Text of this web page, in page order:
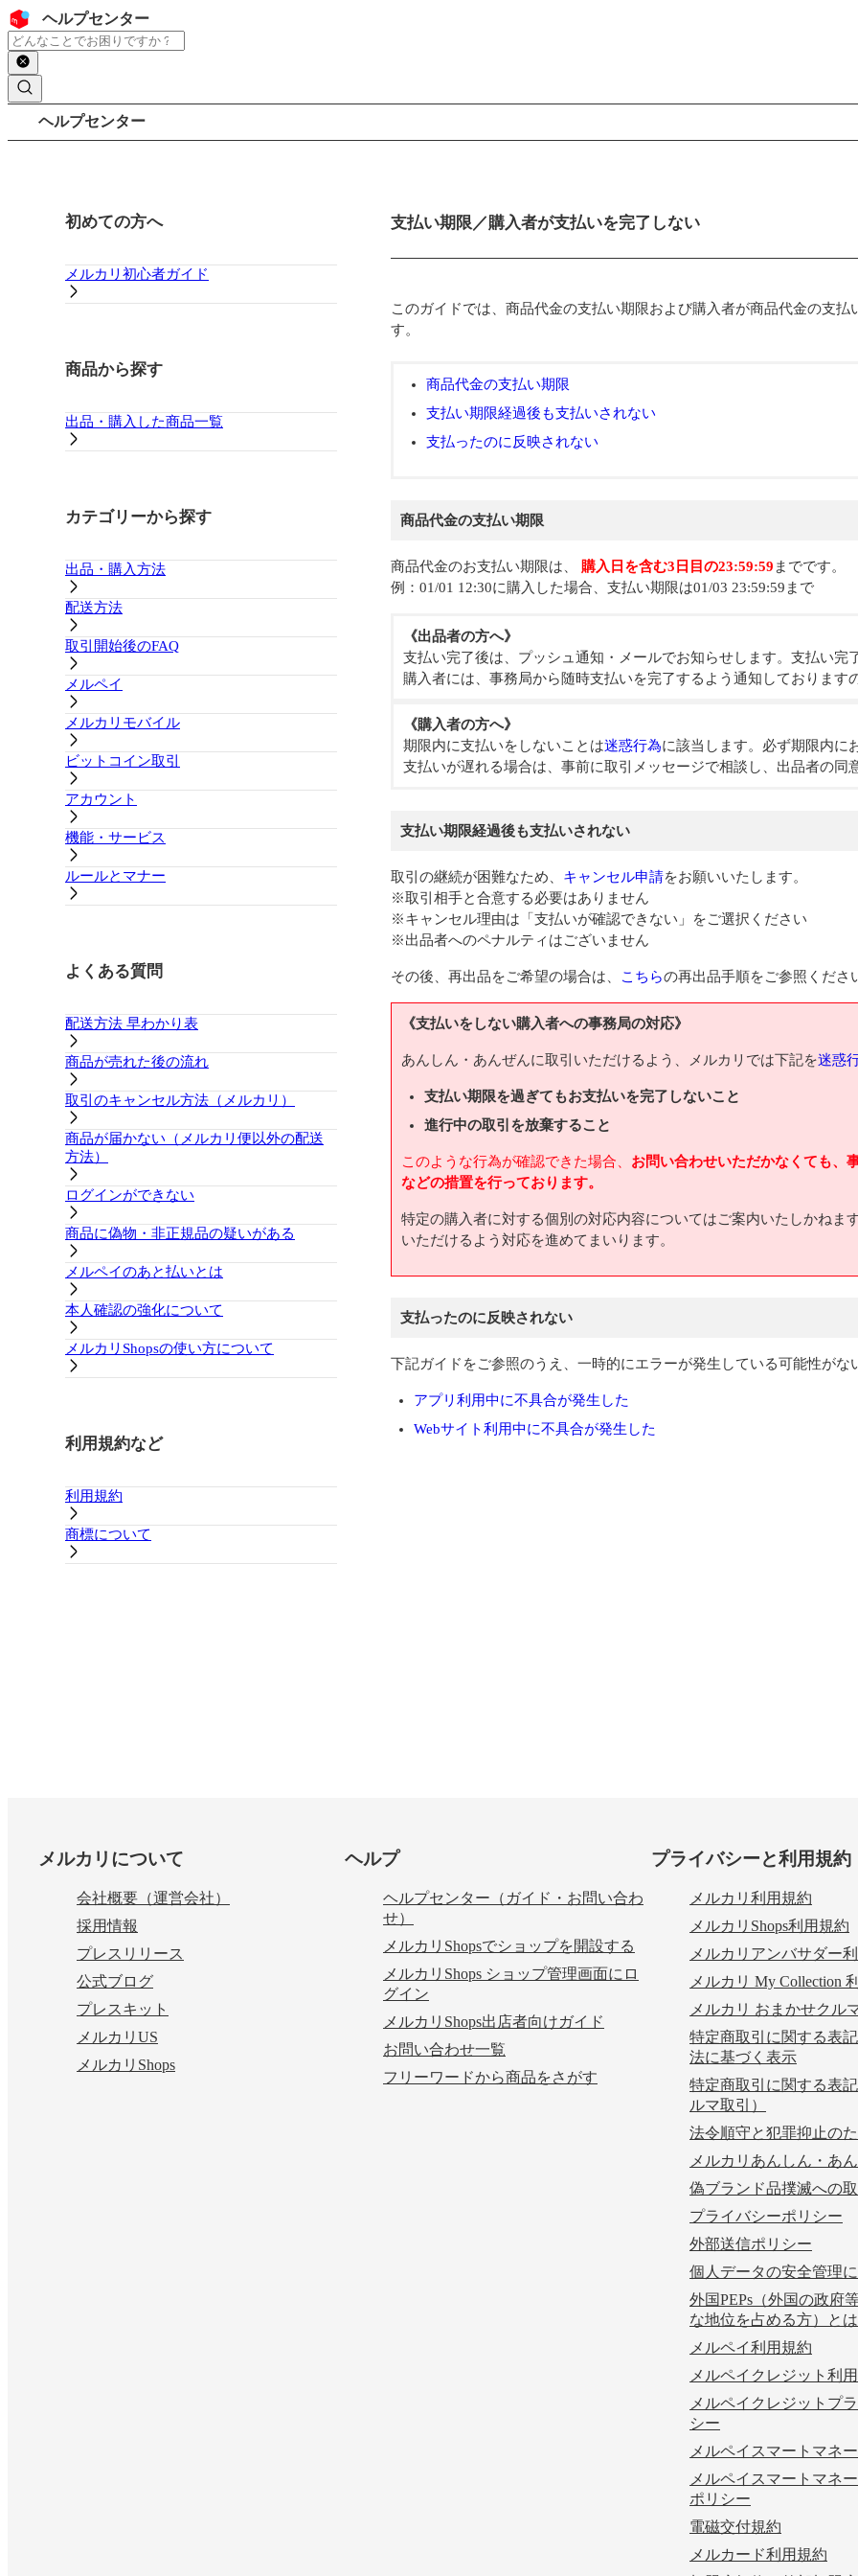
コンテンツにスキップ
ヘッダー
ヘルプセンター
検索
パンくずリスト
ヘルプセンター
サイドバー
初めての方へ
メルカリ初心者ガイド
商品から探す
出品・購入した商品一覧
カテゴリーから探す
出品・購入方法
配送方法
取引開始後のFAQ
メルペイ
メルカリモバイル
ビットコイン取引
アカウント
機能・サービス
ルールとマナー
よくある質問
配送方法 早わかり表
商品が売れた後の流れ
取引のキャンセル方法（メルカリ）
商品が届かない（メルカリ便以外の配送
方法）
ログインができない
商品に偽物・非正規品の疑いがある
メルペイのあと払いとは
本人確認の強化について
メルカリShopsの使い方について
利用規約など
利用規約
商標について
メインコンテンツ
支払い期限／購入者が支払いを完了しない
このガイドでは、商品代金の支払い期限および購入者が商品代金の支
す。
商品代金の支払い期限
支払い期限経過後も支払いされない
支払ったのに反映されない
商品代金の支払い期限
商品代金のお支払い期限は、 購入日を含む3日目の23:59:59 までです。
例：01/01 12:30に購入した場合、支払い期限は01/03 23:59:59まで
《出品者の方へ》
支払い完了後は、プッシュ通知・メールでお知らせします。支払い完
購入者には、事務局から随時支払いを完了するよう通知しております
《購入者の方へ》
期限内に支払いをしないことは迷惑行為に該当します。必ず期限内に
支払いが遅れる場合は、事前に取引メッセージで相談し、出品者の同
支払い期限経過後も支払いされない
取引の継続が困難なため、 キャンセル申請をお願いいたします。
※取引相手と合意する必要はありません
※キャンセル理由は「支払いが確認できない」をご選択ください
※出品者へのペナルティはございません
その後、再出品をご希望の場合は、 こちらの再出品手順をご参照くださ
《支払いをしない購入者への事務局の対応》
あんしん・あんぜんに取引いただけるよう、メルカリでは下記を迷惑
支払い期限を過ぎてもお支払いを完了しないこと
進行中の取引を放棄すること
このような行為が確認できた場合、 お問い合わせいただかなくても、
などの措置を行っております。
特定の購入者に対する個別の対応内容についてはご案内いたしかねま
いただけるよう対応を進めてまいります。
支払ったのに反映されない
下記ガイドをご参照のうえ、一時的にエラーが発生している可能性がな
アプリ利用中に不具合が発生した
Webサイト利用中に不具合が発生した
メルカリについて
会社概要（運営会社）
採用情報
プレスリリース
公式ブログ
プレスキット
メルカリUS
メルカリShops
ヘルプ
ヘルプセンター（ガイド・お問い合わ
せ）
メルカリShopsでショップを開設する
メルカリShops ショップ管理画面にロ
グイン
メルカリShops出店者向けガイド
お問い合わせ一覧
フリーワードから商品をさがす
プライバシーと利用規約
メルカリ利用規約
メルカリShops利用規約
メルカリアンバサダー
メルカリ My Collection
メルカリ おまかせクル
特定商取引に関する表
法に基づく表示
特定商取引に関する表
ルマ取引）
法令順守と犯罪抑止の
メルカリあんしん・あ
偽ブランド品撲滅への
プライバシーポリシー
外部送信ポリシー
個人データの安全管理
外国PEPs（外国の政府
な地位を占める方）とは
メルペイ利用規約
メルペイクレジット利
メルペイクレジットプ
シー
メルペイスマートマネ
メルペイスマートマネ
ポリシー
電磁交付規約
メルカード利用規約